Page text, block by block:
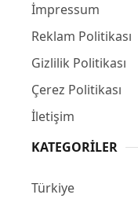
İmpressum
Reklam Politikası
Gizlilik Politikası
Çerez Politikası
İletişim
KATEGORILER
Türkiye